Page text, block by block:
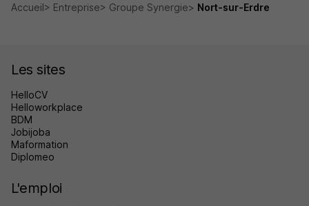
Accueil Entreprise Groupe Synergie Nort-sur-Erdre
Les sites
HelloCV
Helloworkplace
BDM
Jobijoba
Maformation
Diplomeo
L'emploi